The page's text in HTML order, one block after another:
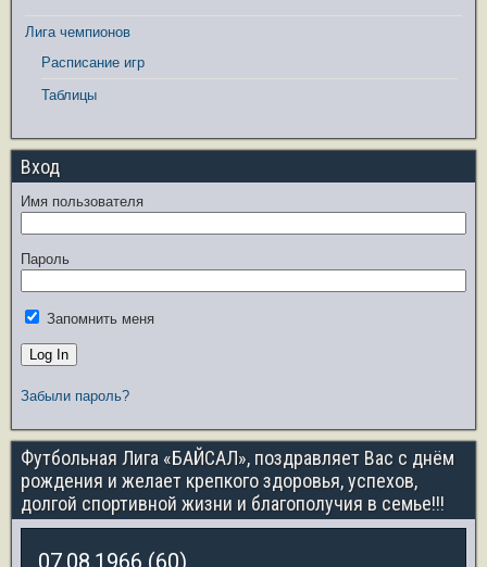
Лига чемпионов
Расписание игр
Таблицы
Вход
Имя пользователя
Пароль
Запомнить меня
Забыли пароль?
Футбольная Лига «БАЙСАЛ», поздравляет Вас с днём
рождения и желает крепкого здоровья, успехов,
долгой спортивной жизни и благополучия в семье!!!
07.08.1966 (60)